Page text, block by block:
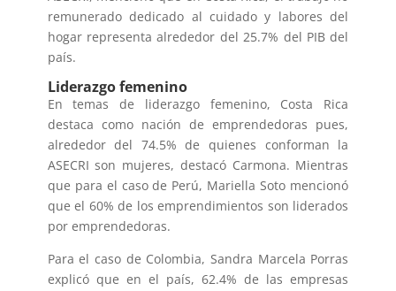
remunerado dedicado al cuidado y labores del
hogar representa alrededor del 25.7% del PIB del
país.
Liderazgo femenino
En temas de liderazgo femenino, Costa Rica
destaca como nación de emprendedoras pues,
alrededor del 74.5% de quienes conforman la
ASECRI son mujeres, destacó Carmona. Mientras
que para el caso de Perú, Mariella Soto mencionó
que el 60% de los emprendimientos son liderados
por emprendedoras.
Para el caso de Colombia, Sandra Marcela Porras
explicó que en el país, 62.4% de las empresas